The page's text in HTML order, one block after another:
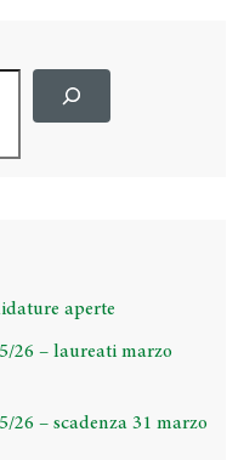
aperte
26 – laureati marzo
26 – scadenza 31 marzo